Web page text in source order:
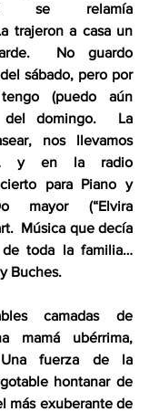
se relamía
trajeron a casa un
No guardo
sábado, pero por
(puedo aún
del domingo.  La
nos llevamos
y en la radio
para Piano y
mayor (“Elvira
Música que decía
toda la familia…
Buches.
camadas de
mamá ubérrima,
fuerza de la
hontanar de
más exuberante de